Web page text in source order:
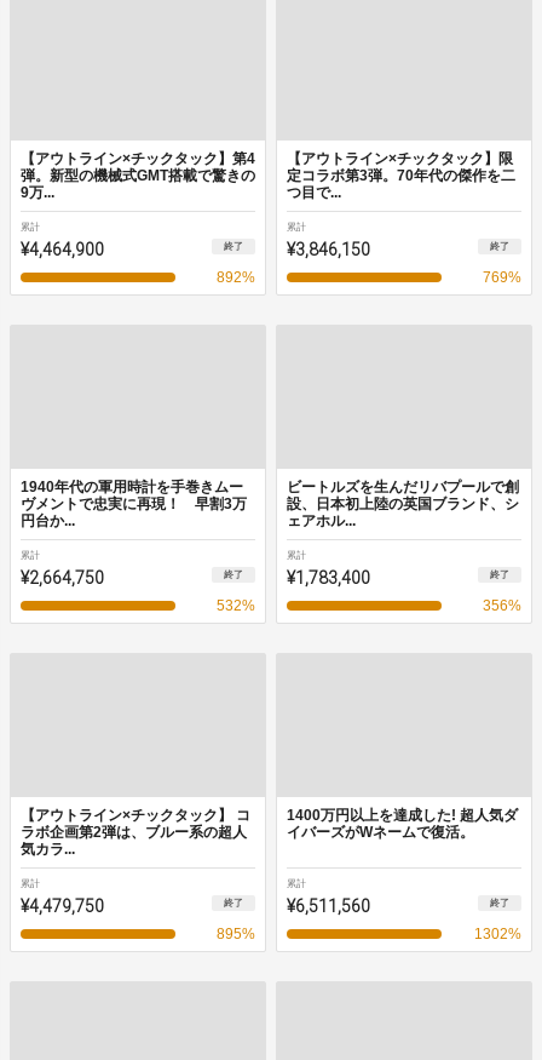
【アウトライン×チックタック】第4
弾。新型の機械式GMT搭載で驚きの
9万...
累計
¥4,464,900 終了
892%
【アウトライン×チックタック】限
定コラボ第3弾。70年代の傑作を二
つ目で...
累計
¥3,846,150 終了
769%
1940年代の軍用時計を手巻きムー
ヴメントで忠実に再現！ 早割3万
円台か...
累計
¥2,664,750 終了
532%
ビートルズを生んだリバプールで創
設、日本初上陸の英国ブランド、シ
ェアホル...
累計
¥1,783,400 終了
356%
【アウトライン×チックタック】 コ
ラボ企画第2弾は、ブルー系の超人
気カラ...
累計
¥4,479,750 終了
895%
1400万円以上を達成した! 超人気ダ
イバーズがWネームで復活。
累計
¥6,511,560 終了
1302%